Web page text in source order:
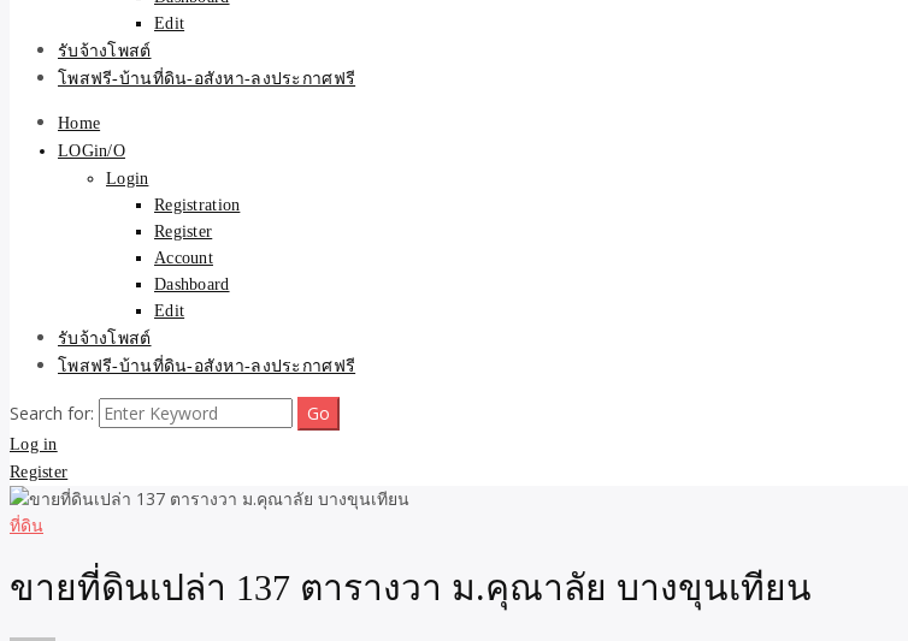
Edit
รับจ้างโพสต์
โพสฟรี-บ้านที่ดิน-อสังหา-ลงประกาศฟรี
Home
LOGin/O
Login
Registration
Register
Account
Dashboard
Edit
รับจ้างโพสต์
โพสฟรี-บ้านที่ดิน-อสังหา-ลงประกาศฟรี
Search for:
Log in
Register
ที่ดิน
ขายที่ดินเปล่า 137 ตารางวา ม.คุณาลัย บางขุนเทียน